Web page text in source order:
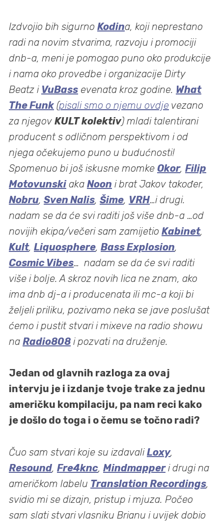
Izdvojio bih sigurno Kodina, koji neprestano
radi na novim stvarima, razvoju i promociji
dnb-a, meni je pomogao puno oko produkcije
i nama oko provedbe i organizacije Dirty
Beatz i VuBass evenata kroz godine. What
The Funk (pisali smo o njemu ovdje vezano
za njegov KULT kolektiv) mladi talentirani
producent s odličnom perspektivom i od
njega očekujemo puno u budućnosti!
Spomenuo bi još iskusne momke Okor, Filip
Motovunskiaka Noon i brat Jakov također,
Nobru, Sven Nalis, Šime, VRH…i drugi.
nadam se da će svi raditi još više dnb-a …od
novijih ekipa/večeri sam zamijetio Kabinet,
Kult, Liquosphere, Bass Explosion,
Cosmic Vibes… nadam se da će svi raditi
više i bolje. A skroz novih lica ne znam, ako
ima dnb dj-a i producenata ili mc-a koji bi
željeli priliku, pozivamo neka se jave poslušat
ćemo i pustit stvari i mixeve na radio showu
na Radio808 i pozvati na druženje.
Jedan od glavnih razloga za ovaj
intervju je i izdanje tvoje trake za jednu
američku kompilaciju, pa nam reci kako
je došlo do toga i o čemu se točno radi?
Čuo sam stvari koje su izdavaliLoxy,
Resound, Fre4knc, Mindmapperi drugi na
američkom labelu Translation Recordings,
svidio mi se dizajn, pristup i mjuza. Počeo
sam slati stvari vlasniku Brianu i uvijek dobio